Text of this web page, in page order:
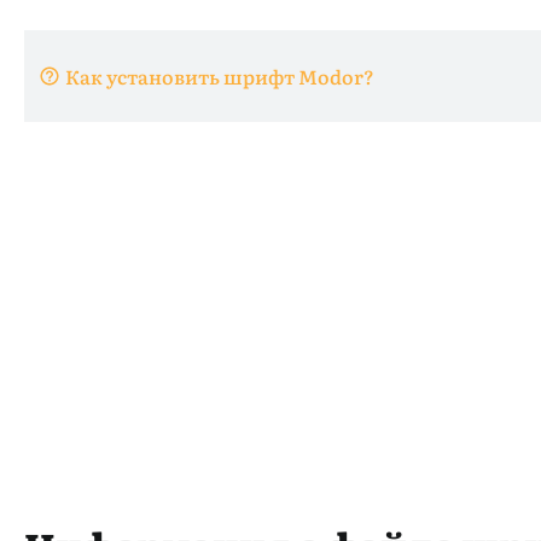
Как установить шрифт Modor?